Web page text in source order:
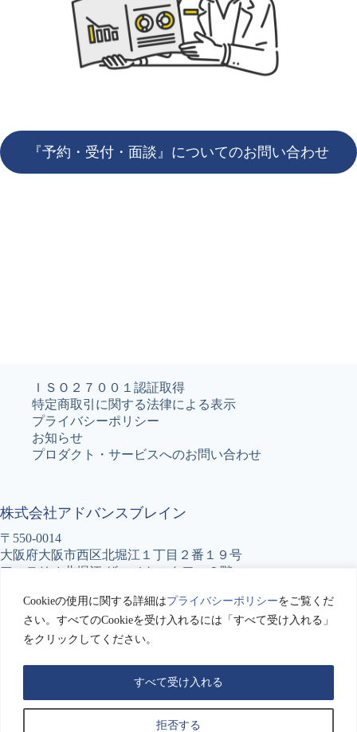
Cookieの使用に関する詳細はプライバシーポリシーをご覧くだ
さい。すべてのCookieを受け入れるには「すべて受け入れる」
をクリックしてください。
拒否する
すべて受け入れる
『予約・受付・面談』についてのお問い合わせ
ＩＳＯ２７００１認証取得
特定商取引に関する法律による表示
プライバシーポリシー
お知らせ
プロダクト・サービスへのお問い合わせ
株式会社アドバンスブレイン
〒550-0014
大阪府大阪市西区北堀江１丁目２番１９号
アステリオ北堀江 ザ・メトロタワー６階
FAX : 06-6531-5776
アドバンスブレインへのお問い合わせ
Copyright © 2026 Advance BRain Co.LTD. All Rights
Reserved.